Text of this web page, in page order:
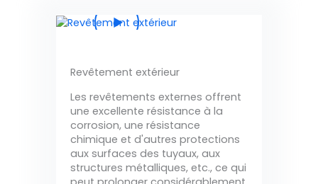
Revêtement extérieur
Les revêtements externes offrent
une excellente résistance à la
corrosion, une résistance
chimique et d'autres protections
aux surfaces des tuyaux, aux
structures métalliques, etc., ce qui